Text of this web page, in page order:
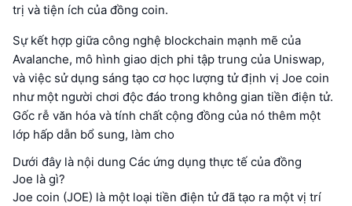
trị và tiện ích của đồng coin.
Sự kết hợp giữa công nghệ blockchain mạnh mẽ của
Avalanche, mô hình giao dịch phi tập trung của Uniswap,
và việc sử dụng sáng tạo cơ học lượng tử định vị Joe coin
như một người chơi độc đáo trong không gian tiền điện tử.
Gốc rễ văn hóa và tính chất cộng đồng của nó thêm một
lớp hấp dẫn bổ sung, làm cho
Dưới đây là nội dung Các ứng dụng thực tế của đồng
Joe là gì?
Joe coin (JOE) là một loại tiền điện tử đã tạo ra một vị trí